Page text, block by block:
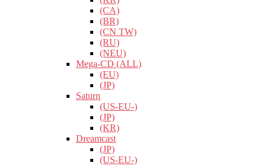
(CA)
(BR)
(CN TW)
(RU)
(NEU)
Mega-CD (ALL)
(EU)
(JP)
Saturn
(US-EU-)
(JP)
(KR)
Dreamcast
(JP)
(US-EU-)